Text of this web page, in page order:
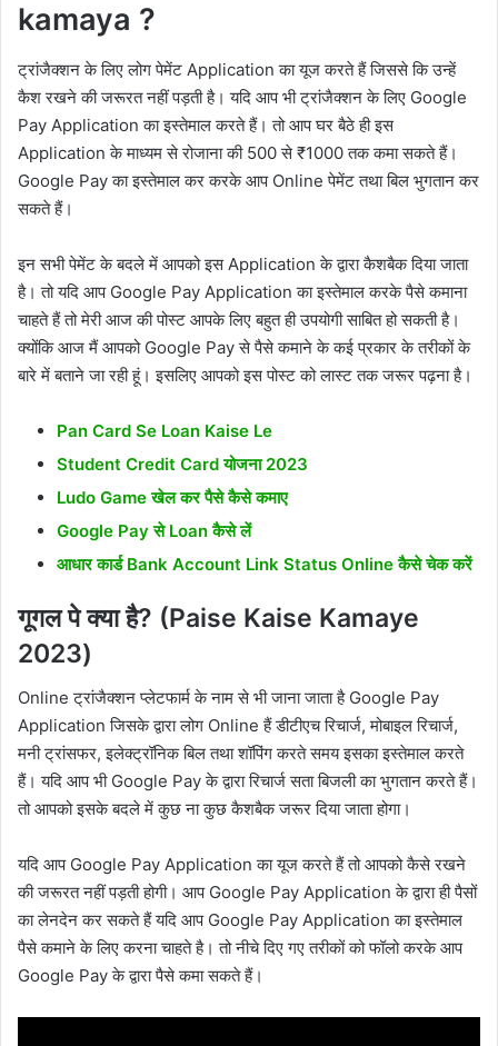
kamaya ?
ट्रांजैक्शन के लिए लोग पेमेंट Application का यूज करते हैं जिससे कि उन्हें
कैश रखने की जरूरत नहीं पड़ती है। यदि आप भी ट्रांजैक्शन के लिए Google
Pay Application का इस्तेमाल करते हैं। तो आप घर बैठे ही इस
Application के माध्यम से रोजाना की 500 से ₹1000 तक कमा सकते हैं।
Google Pay का इस्तेमाल कर करके आप Online पेमेंट तथा बिल भुगतान कर
सकते हैं।
इन सभी पेमेंट के बदले में आपको इस Application के द्वारा कैशबैक दिया जाता
है। तो यदि आप Google Pay Application का इस्तेमाल करके पैसे कमाना
चाहते हैं तो मेरी आज की पोस्ट आपके लिए बहुत ही उपयोगी साबित हो सकती है।
क्योंकि आज मैं आपको Google Pay से पैसे कमाने के कई प्रकार के तरीकों के
बारे में बताने जा रही हूं। इसलिए आपको इस पोस्ट को लास्ट तक जरूर पढ़ना है।
Pan Card Se Loan Kaise Le
Student Credit Card योजना 2023
Ludo Game खेल कर पैसे कैसे कमाए
Google Pay से Loan कैसे लें
आधार कार्ड Bank Account Link Status Online कैसे चेक करें
गूगल पे क्या है? (Paise Kaise Kamaye
2023)
Online ट्रांजैक्शन प्लेटफार्म के नाम से भी जाना जाता है Google Pay
Application जिसके द्वारा लोग Online हैं डीटीएच रिचार्ज, मोबाइल रिचार्ज,
मनी ट्रांसफर, इलेक्ट्रॉनिक बिल तथा शॉपिंग करते समय इसका इस्तेमाल करते
हैं। यदि आप भी Google Pay के द्वारा रिचार्ज सता बिजली का भुगतान करते हैं।
तो आपको इसके बदले में कुछ ना कुछ कैशबैक जरूर दिया जाता होगा।
यदि आप Google Pay Application का यूज करते हैं तो आपको कैसे रखने
की जरूरत नहीं पड़ती होगी। आप Google Pay Application के द्वारा ही पैसों
का लेनदेन कर सकते हैं यदि आप Google Pay Application का इस्तेमाल
पैसे कमाने के लिए करना चाहते है। तो नीचे दिए गए तरीकों को फॉलो करके आप
Google Pay के द्वारा पैसे कमा सकते हैं।